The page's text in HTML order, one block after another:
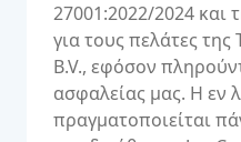
27001:2022/2024 και
για τους πελάτες
B.V., εφόσον
ασφαλείας μας. Η εν
πραγματοποιείται